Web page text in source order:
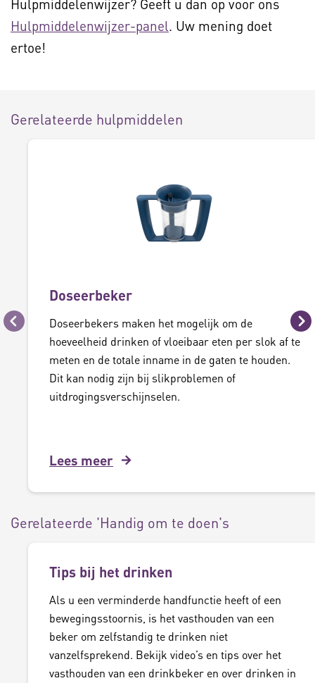
Hulpmiddelenwijzer? Geeft u dan op voor ons
Hulpmiddelenwijzer-panel. Uw mening doet
ertoe!
Gerelateerde hulpmiddelen
Vorige
Doseerbeker
Doseerbekers maken het mogelijk om de
hoeveelheid drinken of vloeibaar eten per slok af te
meten en de totale inname in de gaten te houden.
Dit kan nodig zijn bij slikproblemen of
uitdrogingsverschijnselen.
Lees meer
Gerelateerde 'Handig om te doen's
Tips bij het drinken
Als u een verminderde handfunctie heeft of een
bewegingsstoornis, is het vasthouden van een
beker om zelfstandig te drinken niet
vanzelfsprekend. Bekijk video’s en tips over het
vasthouden van een drinkbeker en over drinken in